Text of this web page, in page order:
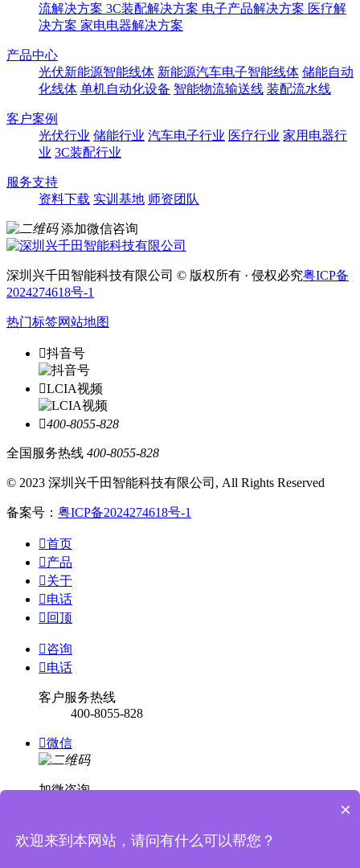
流解决方案 3C装配解决方案 电子产品解决方案 医疗解
决方案 家电电器解决方案
产品中心
光伏新能源智能线体 新能源汽车电子智能线体 储能自动
化线体 单机自动化设备 智能物流输送线 装配流水线
客户案例
光伏行业 储能行业 汽车电子行业 医疗行业 家用电器行
业 3C装配行业
服务支持
资料下载 实训基地 师资团队
添加微信咨询
深圳兴千田智能科技有限公司 © 版权所有 · 侵权必究粤ICP备
2024274618号-1
热门标签网站地图
抖音号
LCIA视频
400-8055-828
全国服务热线 400-8055-828
© 2023 深圳兴千田智能科技有限公司, All Rights Reserved
备案号： 粤ICP备2024274618号-1
首页
产品
关于
电话
 回顶
咨询
电话
客户服务热线
400-8055-828
微信
加微咨询

×
欢迎来到本网站，请问有什么可以帮您？